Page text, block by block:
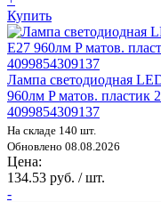
Купить
Лампа светодиодная
960лм P матов. пластик
4099854309137
На складе 140 шт.
Обновлено 08.08.2026
Цена:
134.53 руб. / шт.
-